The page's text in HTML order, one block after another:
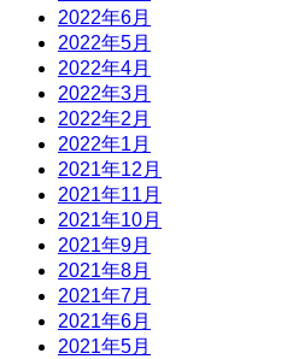
2022年6月
2022年5月
2022年4月
2022年3月
2022年2月
2022年1月
2021年12月
2021年11月
2021年10月
2021年9月
2021年8月
2021年7月
2021年6月
2021年5月